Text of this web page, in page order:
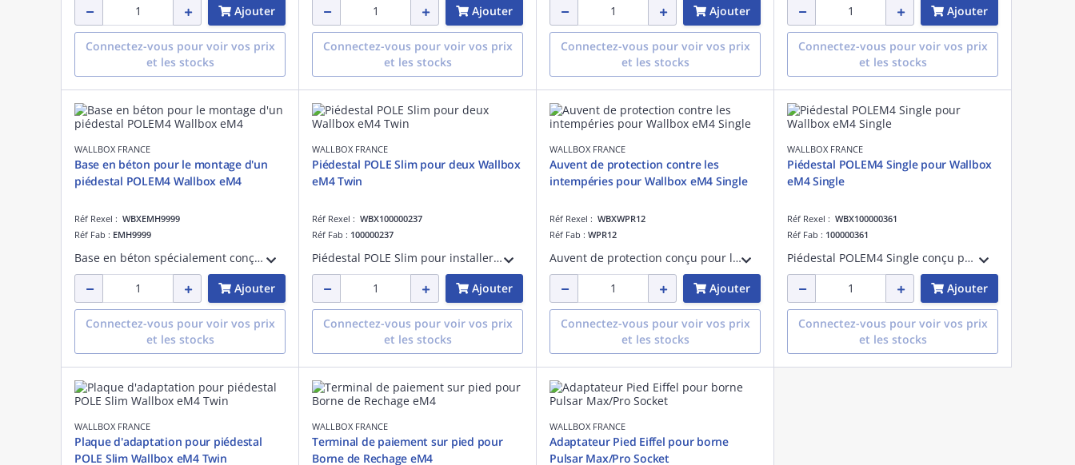
Ajouter
Connectez-vous pour voir vos prix
et les stocks
Ajouter
Connectez-vous pour voir vos prix
et les stocks
Ajouter
Connectez-vous pour voir vos prix
et les stocks
Ajouter
Connectez-vous pour voir vos prix
et les stocks
WALLBOX FRANCE
Base en béton pour le montage d'un
piédestal POLEM4 Wallbox eM4
Réf Rexel : WBXEMH9999
Réf Fab : EMH9999
Base en béton spécialement conçue pour l'installation d'un piédestal POLEM4. Assure une stabilité maximale, une grande durabilité et une fixation fiable pour les environnements exigeants.
Ajouter
Connectez-vous pour voir vos prix
et les stocks
WALLBOX FRANCE
Piédestal POLE Slim pour deux Wallbox
eM4 Twin
Réf Rexel : WBX100000237
Réf Fab : 100000237
Piédestal POLE Slim pour installer deux bornes de recharge Wallbox eM4 Twin. Solution pratique et robuste, permettant de maximiser l'espace disponible et de garantir une installation stable et durable.
Ajouter
Connectez-vous pour voir vos prix
et les stocks
WALLBOX FRANCE
Auvent de protection contre les
intempéries pour Wallbox eM4 Single
Réf Rexel : WBXWPR12
Réf Fab : WPR12
Auvent de protection conçu pour les bornes de recharge Wallbox eM4 Single. Protège efficacement contre la pluie, la neige et le soleil, tout en prolongeant la durée de vie de l'installation avec une finition esthétique.
Ajouter
Connectez-vous pour voir vos prix
et les stocks
WALLBOX FRANCE
Piédestal POLEM4 Single pour Wallbox
eM4 Single
Réf Rexel : WBX100000361
Réf Fab : 100000361
Piédestal POLEM4 Single conçu pour accueillir une borne de recharge Wallbox eM4 Single. Solide et discret, il garantit une installation propre et sécurisée, parfaitement adaptée aux parkings résidentiels et professionnels.
Ajouter
Connectez-vous pour voir vos prix
et les stocks
WALLBOX FRANCE
Plaque d'adaptation pour piédestal
POLE Slim Wallbox eM4 Twin
WALLBOX FRANCE
Terminal de paiement sur pied pour
Borne de Rechage eM4
WALLBOX FRANCE
Adaptateur Pied Eiffel pour borne
Pulsar Max/Pro Socket